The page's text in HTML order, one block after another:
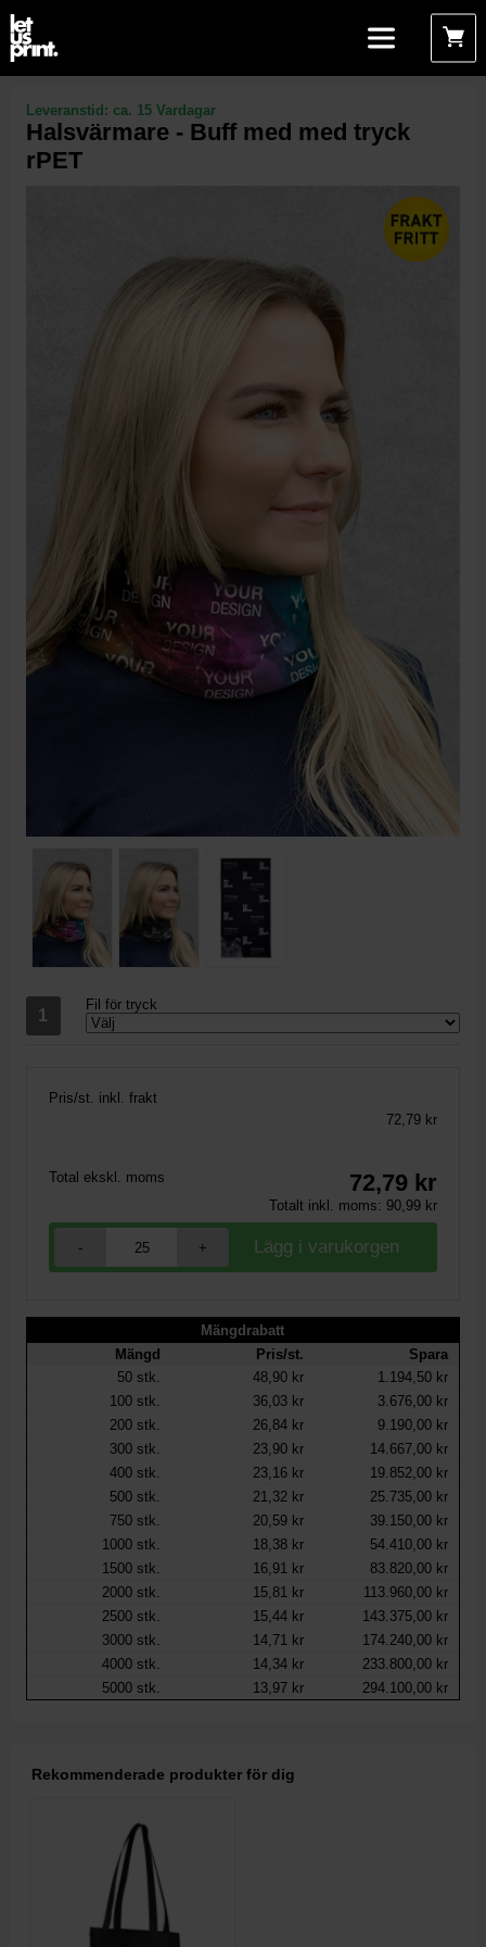
Leveranstid: ca. 15 Vardagar
Halsvärmare - Buff med med tryck
rPET
Fil för tryck
Pris/st. inkl. frakt
72,79 kr
Total ekskl. moms 72,79 kr
Totalt inkl. moms: 90,99 kr
- +
Mängdrabatt
Mängd
Pris/st.
Spara
50stk. 48,90 kr
1.194,50 kr
100stk. 36,03 kr
3.676,00 kr
200stk. 26,84 kr
9.190,00 kr
300stk. 23,90 kr
14.667,00 kr
400stk. 23,16 kr
19.852,00 kr
500stk. 21,32 kr
25.735,00 kr
750stk. 20,59 kr
39.150,00 kr
1000stk. 18,38 kr
54.410,00 kr
1500stk. 16,91 kr
83.820,00 kr
2000stk. 15,81 kr
113.960,00 kr
2500stk. 15,44 kr
143.375,00 kr
3000stk. 14,71 kr
174.240,00 kr
4000stk. 14,34 kr
233.800,00 kr
5000stk. 13,97 kr 294.100,00 kr
Rekommenderade produkter för dig